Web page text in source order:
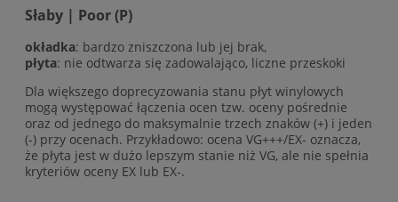
Słaby | Poor (P)
okładka: bardzo zniszczona lub jej brak,
płyta: nie odtwarza się zadowalająco, liczne przeskoki
Dla większego doprecyzowania stanu płyt winylowych
mogą występować łączenia ocen tzw. oceny pośrednie
oraz od jednego do maksymalnie trzech znaków (+) i jeden
(-) przy ocenach. Przykładowo: ocena VG+++/EX- oznacza,
że płyta jest w dużo lepszym stanie niż VG, ale nie spełnia
kryteriów oceny EX lub EX-.